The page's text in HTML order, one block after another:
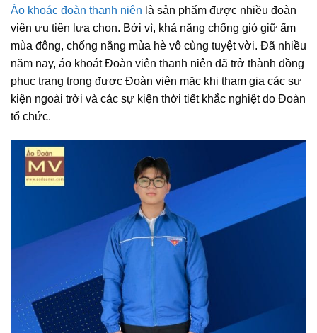
Áo khoác đoàn thanh niên là sản phẩm được nhiều đoàn
viên ưu tiên lựa chọn. Bởi vì, khả năng chống gió giữ ấm
mùa đông, chống nắng mùa hè vô cùng tuyệt vời. Đã nhiều
năm nay, áo khoát Đoàn viên thanh niên đã trở thành đồng
phục trang trọng được Đoàn viên mặc khi tham gia các sự
kiện ngoài trời và các sự kiện thời tiết khắc nghiệt do Đoàn
tổ chức.